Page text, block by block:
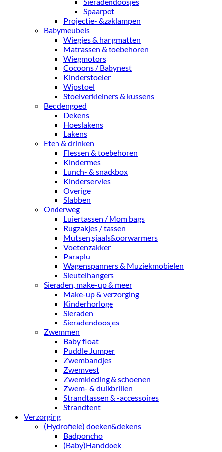
Spaarpot
Projectie- &zaklampen
Babymeubels
Wiegjes & hangmatten
Matrassen & toebehoren
Wiegmotors
Cocoons / Babynest
Kinderstoelen
Wipstoel
Stoelverkleiners & kussens
Beddengoed
Dekens
Hoeslakens
Lakens
Eten & drinken
Flessen & toebehoren
Kindermes
Lunch- & snackbox
Kinderservies
Overige
Slabben
Onderweg
Luiertassen / Mom bags
Rugzakjes / tassen
Mutsen,sjaals&oorwarmers
Voetenzakken
Paraplu
Wagenspanners & Muziekmobielen
Sleutelhangers
Sieraden, make-up & meer
Make-up & verzorging
Kinderhorloge
Sieraden
Sieradendoosjes
Zwemmen
Baby float
Puddle Jumper
Zwembandjes
Zwemvest
Zwemkleding & schoenen
Zwem- & duikbrillen
Strandtassen & -accessoires
Strandtent
Verzorging
(Hydrofiele) doeken&dekens
Badponcho
(Baby)Handdoek